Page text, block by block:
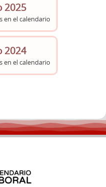
2025
en el calendario
2024
en el calendario